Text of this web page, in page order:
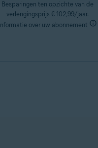
Besparingen ten opzichte van de
verlengingsprijs € 102,99/jaar.
Informatie over uw abonnement